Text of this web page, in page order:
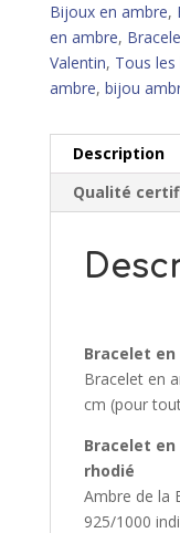
Bijoux en ambre,
en ambre,
Valentin, Tous
ambre, bijou
Description
Qualité
Bracelet en
Bracelet en
cm (pour
Bracelet
rhodié
Ambre de la
925/1000